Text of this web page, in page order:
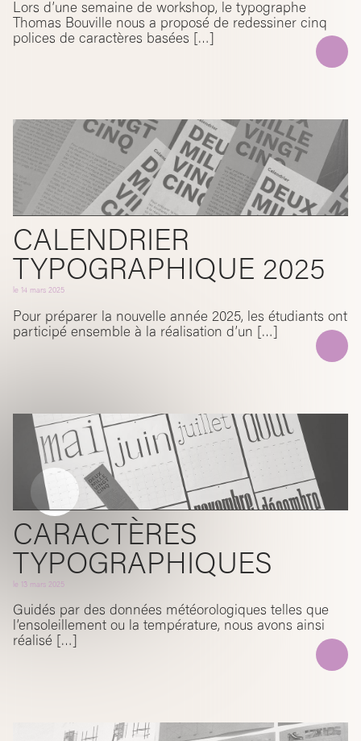
Lors d’une semaine de workshop, le typographe
Thomas Bouville nous a proposé de redessiner cinq
polices de caractères basées […]
CALENDRIER
TYPOGRAPHIQUE 2025
le 14 mars 2025
Pour préparer la nouvelle année 2025, les étudiants ont
participé ensemble à la réalisation d’un […]
CARACTÈRES
TYPOGRAPHIQUES
le 13 mars 2025
Guidés par des données météorologiques telles que
l’ensoleillement ou la température, nous avons ainsi
réalisé […]